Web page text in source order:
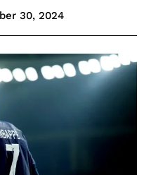
30, 2024